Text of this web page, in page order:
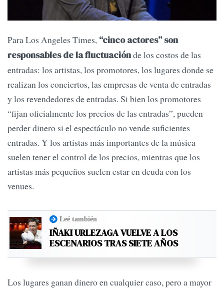
Para Los Angeles Times, “cinco actores” son
responsables de la fluctuaciónde los costos de las
entradas: los artistas, los promotores, los lugares donde se
realizan los conciertos, las empresas de venta de entradas
y los revendedores de entradas. Si bien los promotores
“fijan oficialmente los precios de las entradas”, pueden
perder dinero si el espectáculo no vende suficientes
entradas. Y los artistas más importantes de la música
suelen tener el control de los precios, mientras que los
artistas más pequeños suelen estar en deuda con los
venues.
Leé también
IÑAKI URLEZAGA VUELVE A LOS
ESCENARIOS TRAS SIETE AÑOS
Los lugares ganan dinero en cualquier caso, pero a mayor